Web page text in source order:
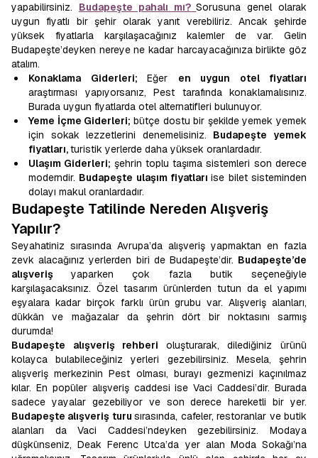
yapabilirsiniz. Budapeşte pahalı mı?Sorusuna genel olarak
uygun fiyatlı bir şehir olarak yanıt verebiliriz. Ancak şehirde
yüksek fiyatlarla karşılaşacağınız kalemler de var. Gelin
Budapeşte’deyken nereye ne kadar harcayacağınıza birlikte göz
atalım.
Konaklama Giderleri; Eğer en uygun otel fiyatları
araştırması yapıyorsanız, Pest tarafında konaklamalısınız.
Burada uygun fiyatlarda otel alternatifleri bulunuyor.
Yeme İçme Giderleri; bütçe dostu bir şekilde yemek yemek
için sokak lezzetlerini denemelisiniz. Budapeşte yemek
fiyatları,turistik yerlerde daha yüksek oranlardadır.
Ulaşım Giderleri; şehrin toplu taşıma sistemleri son derece
moderndir. Budapeşte ulaşım fiyatlarıise bilet sisteminden
dolayı makul oranlardadır.
Budapeşte Tatilinde Nereden Alışveriş
Yapılır?
Seyahatiniz sırasında Avrupa’da alışveriş yapmaktan en fazla
zevk alacağınız yerlerden biri de Budapeşte’dir. Budapeşte’de
alışverişyaparken çok fazla butik seçeneğiyle
karşılaşacaksınız. Özel tasarım ürünlerden tutun da el yapımı
eşyalara kadar birçok farklı ürün grubu var. Alışveriş alanları,
dükkân ve mağazalar da şehrin dört bir noktasını sarmış
durumda!
Budapeşte alışveriş rehberi oluşturarak, dilediğiniz ürünü
kolayca bulabileceğiniz yerleri gezebilirsiniz. Mesela, şehrin
alışveriş merkezinin Pest olması, burayı gezmenizi kaçınılmaz
kılar. En popüler alışveriş caddesi ise Vaci Caddesi’dir. Burada
sadece yayalar gezebiliyor ve son derece hareketli bir yer.
Budapeşte alışveriş turusırasında, cafeler, restoranlar ve butik
alanları da Vaci Caddesi’ndeyken gezebilirsiniz. Modaya
düşkünseniz, Deak Ferenc Utca’da yer alan Moda Sokağı’na